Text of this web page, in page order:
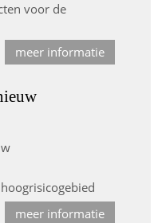
voor de
meer informatie
meer informatie